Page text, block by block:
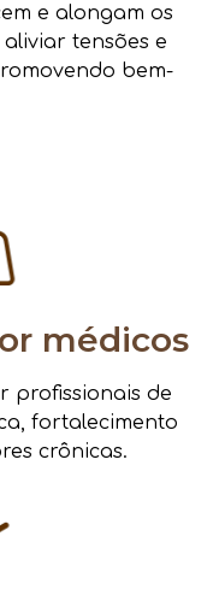
e alongam os
tensões e
bem-
médicos
profissionais de
fortalecimento
crônicas.